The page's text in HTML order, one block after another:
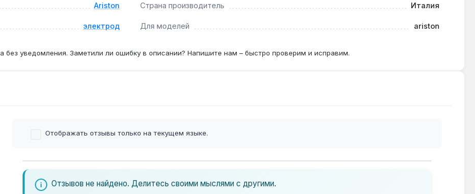
условиях эксплуатации; замена требуется при появлении трещин на изоляторе или оплавлении контакта.
Ariston Страна производитель Италия
электрод Для моделей ariston
без уведомления. Заметили ли ошибку в описании? Напишите нам – быстро проверим и исправим.
Отображать отзывы только на текущем языке.
Отзывов не найдено. Делитесь своими мыслями с другими.